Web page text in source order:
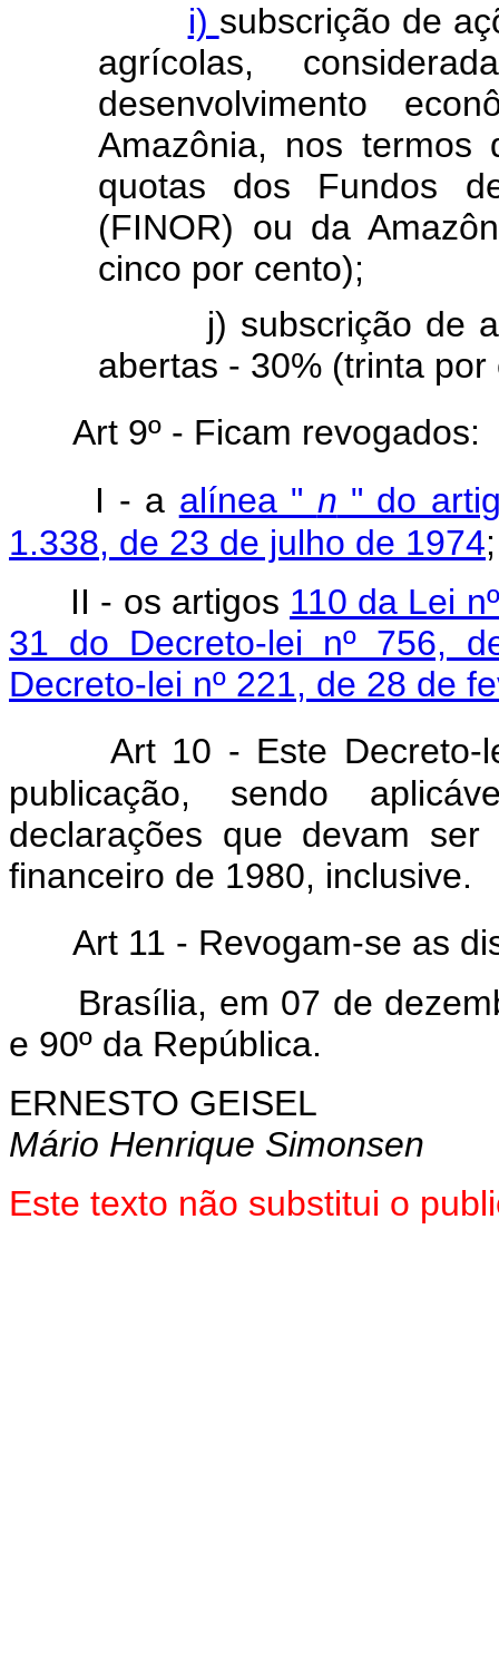
i) subscrição de
agrícolas,
desenvolvimento
Amazônia, nos termos
quotas dos Fundos
(FINOR) ou da
cinco por cento);
j) subscrição de
abertas - 30% (trinta por
Art 9º - Ficam revogados:
I - a alínea " n " do
1.338, de 23 de julho de 1974;
II - os artigos 110 da Lei
31 do Decreto-lei nº 756,
Decreto-lei nº 221, de 28 de
Art 10 - Este
publicação, sendo
declarações que devam
financeiro de 1980, inclusive.
Art 11 - Revogam-se as
Brasília, em 07 de
e 90º da República.
ERNESTO GEISEL
Mário Henrique Simonsen
Este texto não substitui o